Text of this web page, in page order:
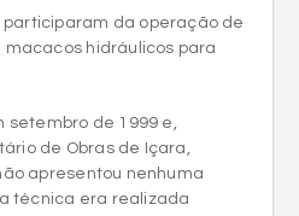
participaram da operação de
hidráulicos para
setembro de 1999 e,
de Obras de Içara,
apresentou nenhuma
técnica era realizada